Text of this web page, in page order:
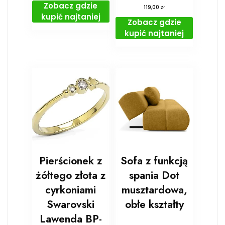
Zobacz gdzie
kupić najtaniej
119,00zł
Zobacz gdzie
kupić najtaniej
Pierścionek z
żółtego złota z
cyrkoniami
Swarovski
Lawenda BP-
Sofa z funkcją
spania Dot
musztardowa,
obłe kształty